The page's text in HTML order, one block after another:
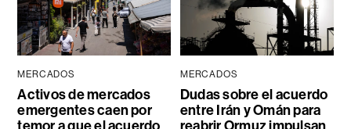
MERCADOS
Activos de mercados
emergentes caen por
MERCADOS
Dudas sobre el acuerdo
entre Irán y Omán para